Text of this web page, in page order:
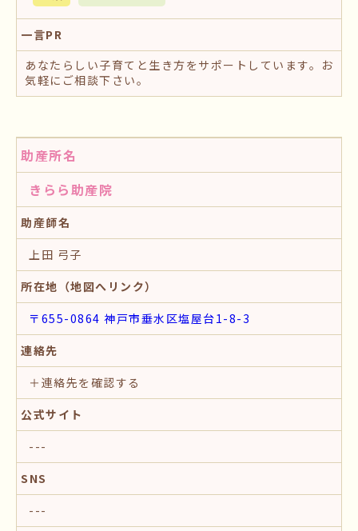
一言PR
あなたらしい子育てと生き方をサポートしています。お
気軽にご相談下さい。
助産所名
きらら助産院
助産師名
上田 弓子
所在地（地図へリンク）
〒655-0864 神戸市垂水区塩屋台1-8-3
連絡先
＋連絡先を確認する
公式サイト
---
SNS
---